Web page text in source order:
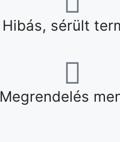
Hibás, sérült
Megrendelés